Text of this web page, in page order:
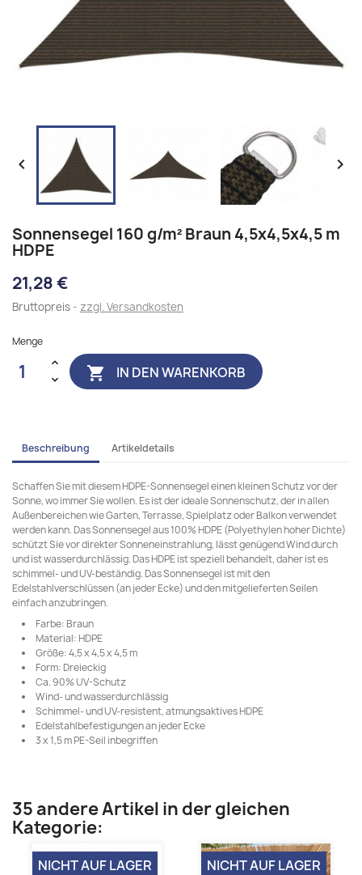
 
Sonnensegel 160 g/m² Braun 4,5x4,5x4,5 m
HDPE
21,28 €
Bruttopreis zzgl. Versandkosten
Menge
 IN DEN WARENKORB
Beschreibung Artikeldetails
Schaffen Sie mit diesem HDPE-Sonnensegel einen kleinen Schutz vor der
Sonne, wo immer Sie wollen. Es ist der ideale Sonnenschutz, der in allen
Außenbereichen wie Garten, Terrasse, Spielplatz oder Balkon verwendet
werden kann. Das Sonnensegel aus 100% HDPE (Polyethylen hoher Dichte)
schützt Sie vor direkter Sonneneinstrahlung, lässt genügend Wind durch
und ist wasserdurchlässig. Das HDPE ist speziell behandelt, daher ist es
schimmel- und UV-beständig. Das Sonnensegel ist mit den
Edelstahlverschlüssen (an jeder Ecke) und den mitgelieferten Seilen
einfach anzubringen.
Farbe: Braun
Material: HDPE
Größe: 4,5 x 4,5 x 4,5 m
Form: Dreieckig
Ca. 90% UV-Schutz
Wind- und wasserdurchlässig
Schimmel- und UV-resistent, atmungsaktives HDPE
Edelstahlbefestigungen an jeder Ecke
3 x 1,5 m PE-Seil inbegriffen
35 andere Artikel in der gleichen
Kategorie:
NICHT AUF LAGER NICHT AUF LAGER